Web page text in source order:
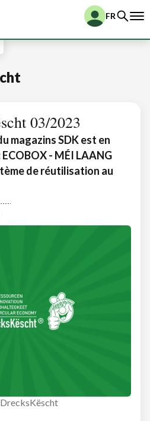
FR
03/2023
magazins SDK est en
- MÉI LAANG
de réutilisation au